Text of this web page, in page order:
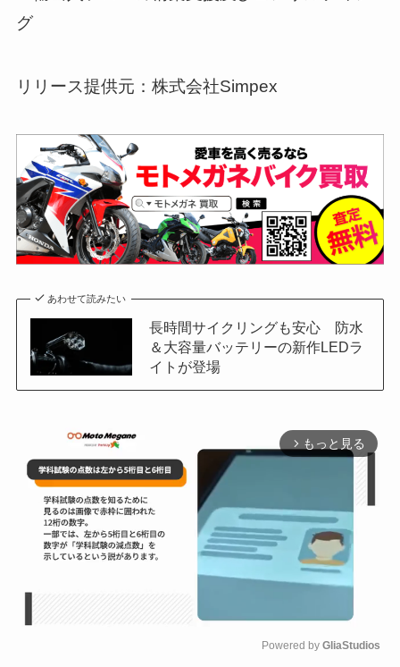
グ
リリース提供元：株式会社Simpex
あわせて読みたい
長時間サイクリングも安心 防水
＆大容量バッテリーの新作LEDラ
イトが登場
arrow_forward_ios もっと見る
Powered by GliaStudios